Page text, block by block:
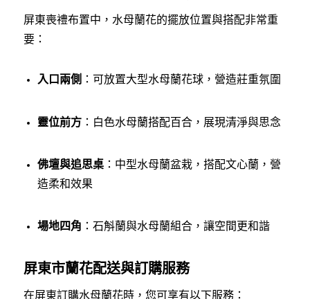
屏東喪禮布置中，水母蘭花的擺放位置與搭配非常重
要：
入口兩側 ：可放置大型水母蘭花球，營造莊重氛圍
靈位前方：白色水母蘭搭配百合，展現清淨與思念
佛壇與追思桌：中型水母蘭盆栽，搭配文心蘭，營
造柔和效果
場地四角 ：石斛蘭與水母蘭組合，讓空間更和諧
屏東市蘭花配送與訂購服務
在屏東訂購水母蘭花時，您可享有以下服務：